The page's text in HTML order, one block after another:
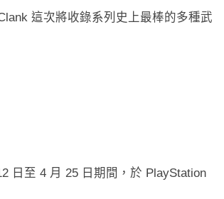
這次將收錄系列史上最棒的多種武
日至 4 月 25 日期間，於 PlayStation